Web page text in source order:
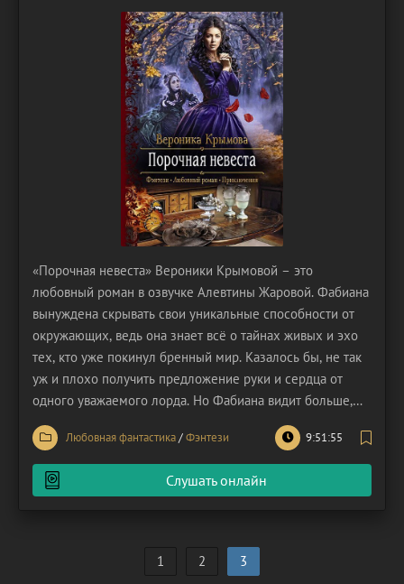
«Порочная невеста» Вероники Крымовой – это
любовный роман в озвучке Алевтины Жаровой. Фабиана
вынуждена скрывать свои уникальные способности от
окружающих, ведь она знает всё о тайнах живых и эхо
тех, кто уже покинул бренный мир. Казалось бы, не так
уж и плохо получить предложение руки и сердца от
одного уважаемого лорда. Но Фабиана видит больше,
чем другие, поэтому не намерена связывать свою жизнь
с мерзавцем и монстром во плоти. Этот негодяй в
ярости от отказа Фабианы, поэтому он готов
Любовная фантастика/Фэнтези 9:51:55
Слушать онлайн
1 2 3